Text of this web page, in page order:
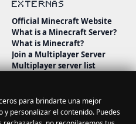
para brindarte una mejor
personalizar el contenido. Puedes
EXTERNAS
Official Minecraft Website
What is a Minecraft Server?
What is Minecraft?
Join a Multiplayer Server
Multiplayer server list